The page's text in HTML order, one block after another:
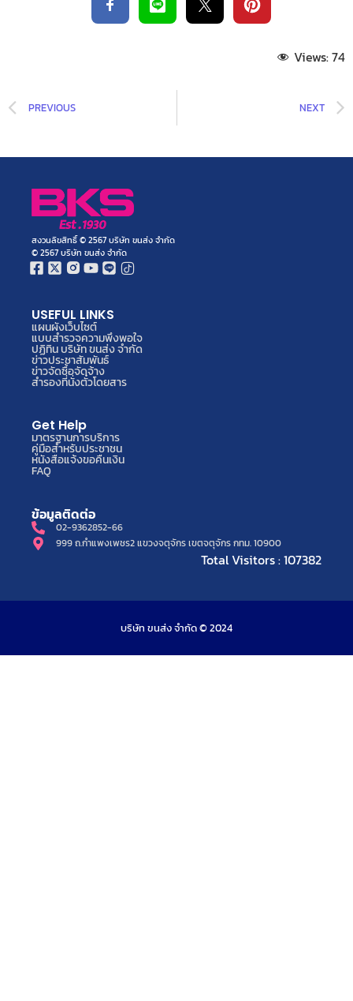
Views:74
PREVIOUS NEXT
สงวนลิขสิทธิ์ © 2567 บริษัท ขนส่ง จำกัด
© 2567 บริษัท ขนส่ง จำกัด
USEFUL LINKS
แผนผังเว็บไซต์
แบบสำรวจความพึงพอใจ
ปฏิทิน บริษัท ขนส่ง จำกัด
ข่าวประชาสัมพันธ์
ข่าวจัดซื้อจัดจ้าง
สำรองที่นั่งตั๋วโดยสาร
Get Help
มาตรฐานการบริการ
คู่มือสำหรับประชาชน
หนังสือแจ้งขอคืนเงิน
FAQ
ข้อมูลติดต่อ
02-9362852-66
999 ถ.กำแพงเพชร2 แขวงจตุจักร เขตจตุจักร กทม. 10900
Total Visitors : 107382
บริษัท ขนส่ง จำกัด © 2024